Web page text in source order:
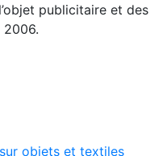
publicitaire et des
2006.
objets et textiles